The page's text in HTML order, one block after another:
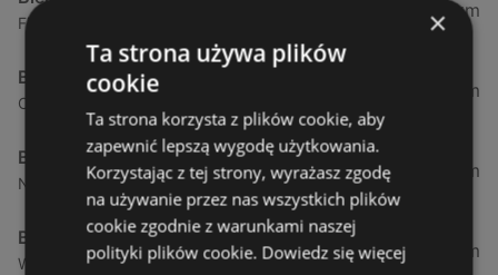
Fińska 4, 72-602 Świnoujście
0,23 km
Biedronka
Chrobrego 9, 72-600 Świnoujście
0,84 km
Biedronka
Nowokarsiborska 2, 72-600 Świnoujście
1,87 km
Biedronka
Wojska Polskiego 16a, 72-600 Świnoujście
2,77 km
×
Ta strona używa plików
cookie
Ta strona korzysta z plików cookie, aby
zapewnić lepszą wygodę użytkowania.
Korzystając z tej strony, wyrażasz zgodę
na używanie przez nas wszystkich plików
cookie zgodnie z warunkami naszej
polityki plików cookie. Dowiedz się więcej